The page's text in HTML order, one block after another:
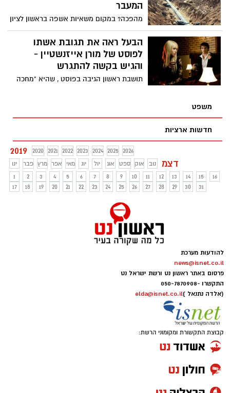
המעבר
מהפכה? במקום משאיות אשפה בראשון לציון
מתכננים הקמת מערכת אשפה פניאומטית
בשכונות החדשות במזרח העיר, ש"תשאב" את
הפסולת בצינורות תת קרקעיים הישר לתחנת
המעבר
הבעל ראה את תגובת אשתו
לפוסט של מורן אייזנשטיין -
והגיש בקשה להתגרש
תושבת ראשון הגיבה בפוסט , שהיא "מחכה
משפט
חדשות ארציות
2019 2020 2021 2022 2023 2024 2025
2026
ינו
פבר מרץ אפר מאי יונ יול אוג ספט אוק נוב דצמ
1 2 3 4 5 6 7 8 9 10 11 12 13 14 15
16
17
18 19 20 21 22 23 24 25 26 27 28 29 30 31
להודעות מערכת
news@isnet.co.il
פרסום באתר ראשון נט ורשת ישראל נט
התקשרו -050-7870908
(אלדה נתנאל )elda@isnet.co.il
קבוצת התקשורת ומקומוני הרשת: